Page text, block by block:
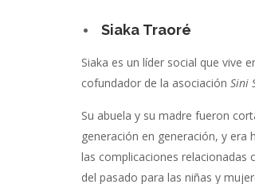
Siaka Traoré
Siaka es un líder social que vive
cofundador de la asociación Sini
Su abuela y su madre fueron
generación en generación, y era
las complicaciones relacionadas
del pasado para las niñas y